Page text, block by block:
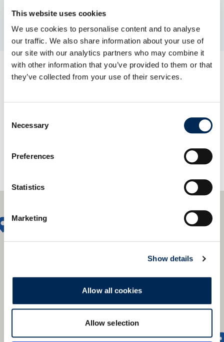
This website uses cookies
We use cookies to personalise content and to analyse
our traffic. We also share information about your use of
our site with our analytics partners who may combine it
with other information that you’ve provided to them or that
they’ve collected from your use of their services.
Selection
Necessary
Preferences
Statistics
Marketing
Show details
Allow all cookies
Allow selection